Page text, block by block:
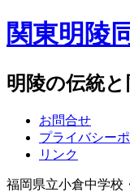
関東明陵
明陵の伝統
お問合せ
プライバシー
リンク
福岡県立小倉中学校